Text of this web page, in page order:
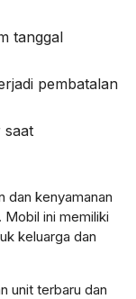
tanggal
pembatalan
saat
dan kenyamanan
Mobil ini memiliki
keluarga dan
unit terbaru dan